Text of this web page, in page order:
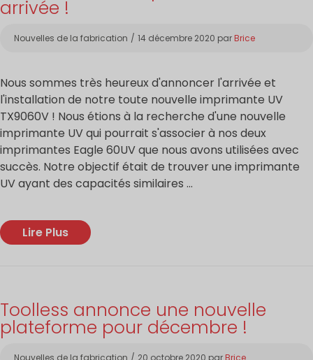
arrivée !
Catégories
Nouvelles de la fabrication 14 décembre 2020 par Brice
Nous sommes très heureux d'annoncer l'arrivée et
l'installation de notre toute nouvelle imprimante UV
TX9060V ! Nous étions à la recherche d'une nouvelle
imprimante UV qui pourrait s'associer à nos deux
imprimantes Eagle 60UV que nous avons utilisées avec
succès. Notre objectif était de trouver une imprimante
UV ayant des capacités similaires ...
Lire Plus
Toolless annonce une nouvelle
plateforme pour décembre !
Catégories
Nouvelles de la fabrication 20 octobre 2020 par Brice